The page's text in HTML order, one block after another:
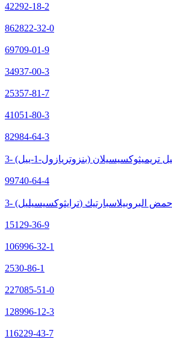
42292-18-2
862822-32-0
69709-01-9
34937-00-3
25357-81-7
41051-80-3
82984-64-3
1-ييل) بروبيل تريميثوكسيسيلان
99740-64-4
إيثيل حمض البروبيلاسبارتيك
15129-36-9
106996-32-1
2530-86-1
227085-51-0
128996-12-3
116229-43-7